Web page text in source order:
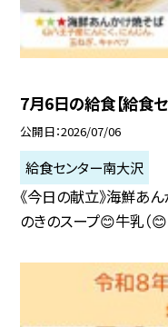
7月6日の給食【給食
公開日 2026/07/06
給食センター南大沢
《今日の献立》海鮮あ
のきのスープ😊牛乳（